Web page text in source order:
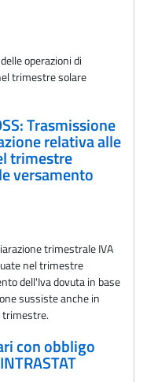
operazioni di
trimestre solare
Trasmissione
relativa alle
trimestre
versamento
trimestrale IVA
nel trimestre
dell'Iva dovuta in base
sussiste anche in
trimestre.
con obbligo